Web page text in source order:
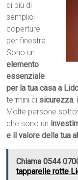
di più di
semplici
coperture
per finestre.
Sono un
elemento
essenziale
per la tua casa a
termini di sicurezza,
Molte persone
che sono un
e il valore della tua
Chiama 0544
tapparelle rotte